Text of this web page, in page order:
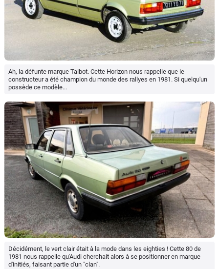
Ah, la défunte marque Talbot. Cette Horizon nous rappelle que le
constructeur a été champion du monde des rallyes en 1981. Si quelqu'un
possède ce modèle...
Décidément, le vert clair était à la mode dans les eighties ! Cette 80 de
1981 nous rappelle qu'Audi cherchait alors à se positionner en marque
d'initiés, faisant partie d'un "clan".